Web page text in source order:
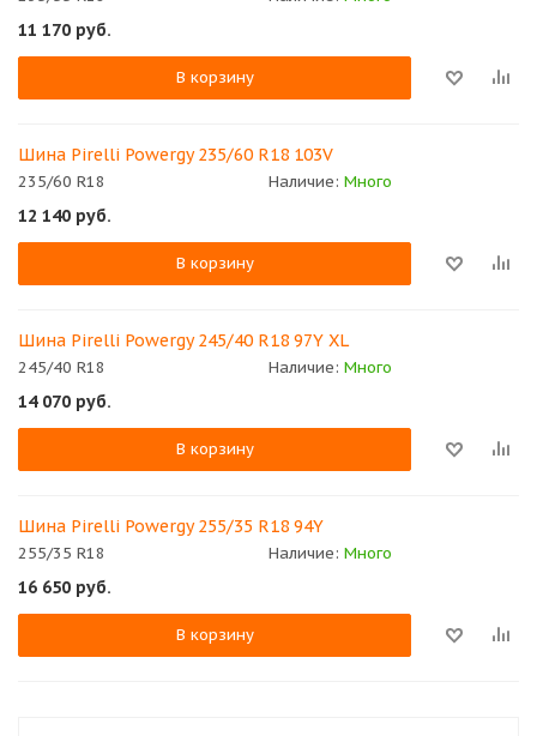
11 170 руб.
В корзину
Шина Pirelli Powergy 235/60 R18 103V
235/60 R18 Наличие: Много
12 140 руб.
В корзину
Шина Pirelli Powergy 245/40 R18 97Y XL
245/40 R18 Наличие: Много
14 070 руб.
В корзину
Шина Pirelli Powergy 255/35 R18 94Y
255/35 R18 Наличие: Много
16 650 руб.
В корзину